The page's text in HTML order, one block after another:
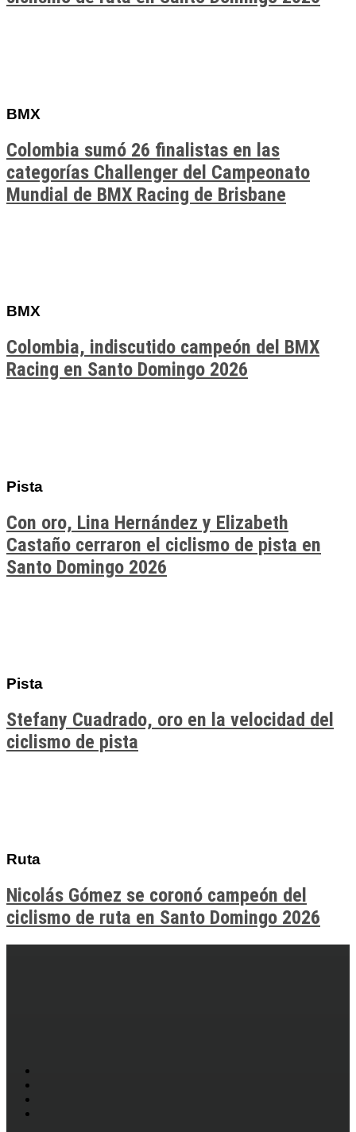
BMX
Colombia sumó 26 finalistas en las
categorías Challenger del Campeonato
Mundial de BMX Racing de Brisbane
BMX
Colombia, indiscutido campeón del BMX
Racing en Santo Domingo 2026
Pista
Con oro, Lina Hernández y Elizabeth
Castaño cerraron el ciclismo de pista en
Santo Domingo 2026
Pista
Stefany Cuadrado, oro en la velocidad del
ciclismo de pista
Ruta
Nicolás Gómez se coronó campeón del
ciclismo de ruta en Santo Domingo 2026